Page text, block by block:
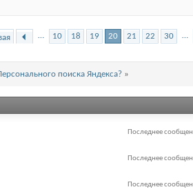
10 18 19 20 21 22 30
поиска Яндекса? »
Последнее
Последнее
Последнее